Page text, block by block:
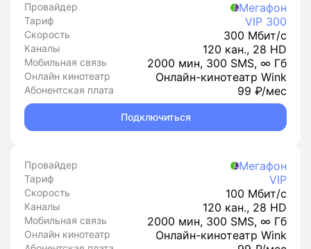
Провайдер Мегафон
Тариф VIP 300
Скорость 300 Мбит/с
Каналы 120 кан., 28 HD
Мобильная связь 2000 мин, 300 SMS, ∞ Гб
Онлайн кинотеатр Онлайн-кинотеатр Wink
Абонентская плата 99 ₽/мес
Подключиться
Провайдер Мегафон
Тариф VIP
Скорость 100 Мбит/с
Каналы 120 кан., 28 HD
Мобильная связь 2000 мин, 300 SMS, ∞ Гб
Онлайн кинотеатр Онлайн-кинотеатр Wink